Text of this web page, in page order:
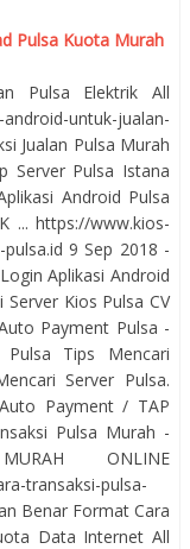
Pulsa Kuota Murah
Pulsa Elektrik All
untuk-jualan-
Jualan Pulsa Murah
Server Pulsa Istana
Android Pulsa
... https://www.kios-
9 Sep 2018 -
Aplikasi Android
Kios Pulsa CV
Payment Pulsa -
Pulsa Tips Mencari
Server Pulsa.
Payment / TAP
Pulsa Murah -
ONLINE
transaksi-pulsa-
Benar Format Cara
Data Internet All